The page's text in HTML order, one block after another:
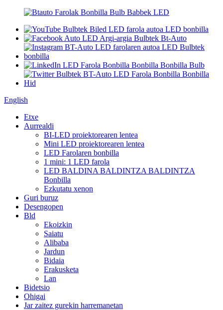
English
Etxe
Aurrealdi
BI-LED proiektorearen lentea
Mini LED proiektorearen lentea
LED Farolaren bonbilla
1 mini: 1 LED farola
LED BALDINA BALDINTZA BALDINTZA
Bonbilla
Ezkutatu xenon
Guri buruz
Desengopen
Bld
Ekoizkin
Saiatu
Alibaba
Jardun
Bidaia
Erakusketa
Lan
Bidetsio
Ohigai
Jar zaitez gurekin harremanetan